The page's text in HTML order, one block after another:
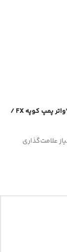
اولین نفری باشید که دیدگاهی را ارسال می کنید برای “واتر پمپ کوپه FX /
علامت‌گذاری